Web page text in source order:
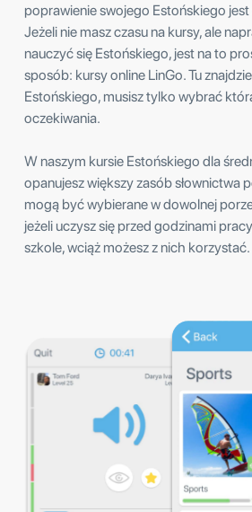
poprawienie swojego Estońskiego jest
Jeżeli nie masz czasu na kursy, ale
nauczyć się Estońskiego, jest na to
sposób: kursy online LinGo. Tu
Estońskiego, musisz tylko wybrać
oczekiwania.
W naszym kursie Estońskiego dla
opanujesz większy zasób słownictwa
mogą być wybierane w dowolnej
jeżeli uczysz się przed godzinami
szkole, wciąż możesz z nich korzystać.